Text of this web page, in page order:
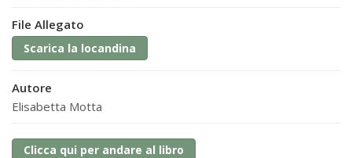
File Allegato
Scarica la locandina
Autore
Elisabetta Motta
Clicca qui per andare al libro